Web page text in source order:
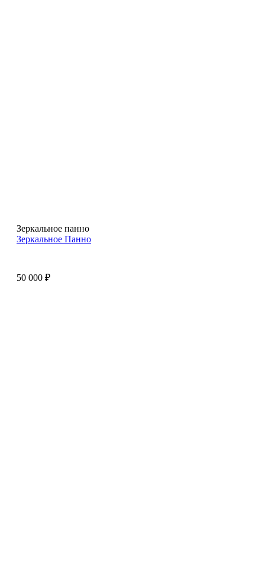
Зеркальное панно
Зеркальное Панно
50 000 ₽